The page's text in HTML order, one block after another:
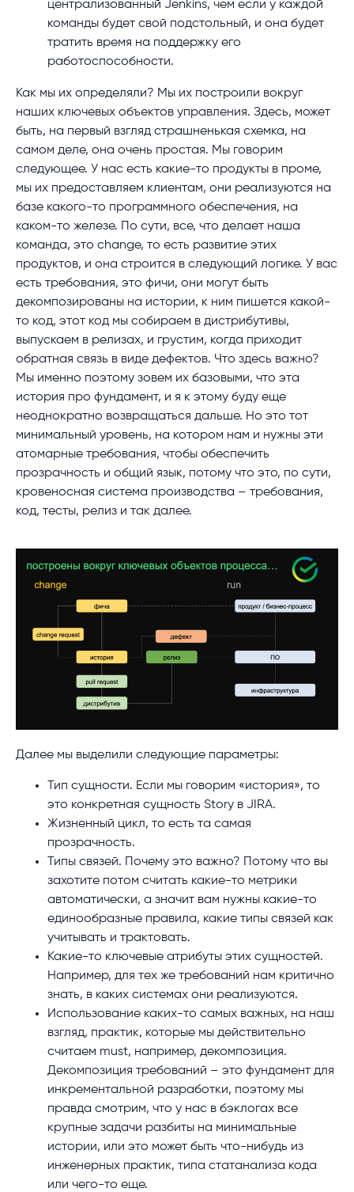
централизованный Jenkins, чем если у каждой
команды будет свой подстольный, и она будет
тратить время на поддержку его
работоспособности.
Как мы их определяли? Мы их построили вокруг
наших ключевых объектов управления. Здесь, может
быть, на первый взгляд страшненькая схемка, на
самом деле, она очень простая. Мы говорим
следующее. У нас есть какие-то продукты в проме,
мы их предоставляем клиентам, они реализуются на
базе какого-то программного обеспечения, на
каком-то железе. По сути, все, что делает наша
команда, это change, то есть развитие этих
продуктов, и она строится в следующий логике. У вас
есть требования, это фичи, они могут быть
декомпозированы на истории, к ним пишется какой-
то код, этот код мы собираем в дистрибутивы,
выпускаем в релизах, и грустим, когда приходит
обратная связь в виде дефектов. Что здесь важно?
Мы именно поэтому зовем их базовыми, что эта
история про фундамент, и я к этому буду еще
неоднократно возвращаться дальше. Но это тот
минимальный уровень, на котором нам и нужны эти
атомарные требования, чтобы обеспечить
прозрачность и общий язык, потому что это, по сути,
кровеносная система производства – требования,
код, тесты, релиз и так далее.
Далее мы выделили следующие параметры:
Тип сущности. Если мы говорим «история», то
это конкретная сущность Story в JIRA.
Жизненный цикл, то есть та самая
прозрачность.
Типы связей. Почему это важно? Потому что вы
захотите потом считать какие-то метрики
автоматически, а значит вам нужны какие-то
единообразные правила, какие типы связей как
учитывать и трактовать.
Какие-то ключевые атрибуты этих сущностей.
Например, для тех же требований нам критично
знать, в каких системах они реализуются.
Использование каких-то самых важных, на наш
взгляд, практик, которые мы действительно
считаем must, например, декомпозиция.
Декомпозиция требований – это фундамент для
инкрементальной разработки, поэтому мы
правда смотрим, что у нас в бэклогах все
крупные задачи разбиты на минимальные
истории, или это может быть что-нибудь из
инженерных практик, типа статанализа кода
или чего-то еще.